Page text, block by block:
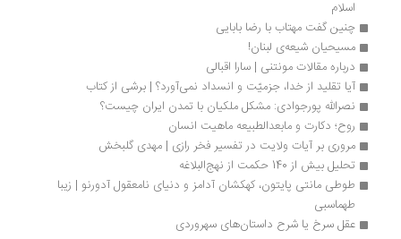
چنین گفت مهتاب با رضا بابایی
مسیحیان شیعه‌ی لبنان!
درباره مقالات مونتنی | سارا اقبالی
آیا تقلید از خدا، جزمیّت و انسداد نمی‌آورد؟ | برشی از کتاب
نصرالله پورجوادی: مشکل ملکیان با تمدن ایران چیست؟
روح؛ دکارت و مابعدالطبیعه ماهیت انسان
مروری بر آیات ولایت در تفسیر فخر رازی | مهدی گلبخش
تحلیل بیش از 140 حکمت از نهج‌البلاغه
طوطی مانتی پایتون، کهکشان آدامز و دنیای نامعقول آدورنو | زیبا
طهماسبی
عقل سرخ یا شرح داستان‌های سهروردی